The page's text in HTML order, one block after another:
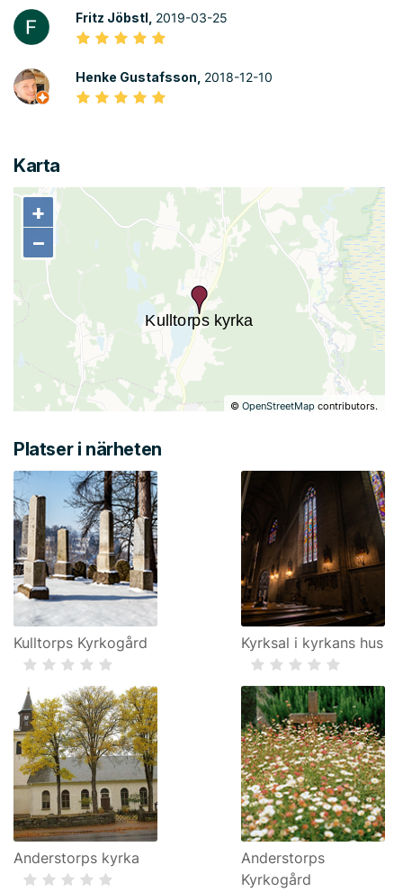
Fritz Jöbstl, 2019-03-25
Henke Gustafsson, 2018-12-10
Karta
+
−
©OpenStreetMap contributors.
+
−
Platser i närheten
Kulltorps Kyrkogård Kyrksal i kyrkans hus
Anderstorps kyrka
Anderstorps
Kyrkogård